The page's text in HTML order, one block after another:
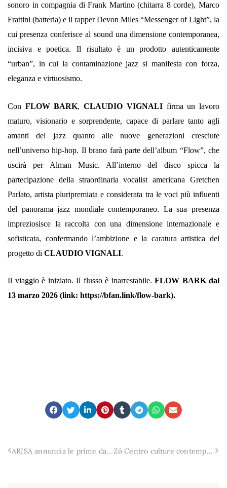
sonoro in compagnia di Frank Martino (chitarra 8 corde), Marco
Frattini (batteria) e il rapper Devon Miles “Messenger of Light”, la
cui presenza conferisce al sound una dimensione contemporanea,
incisiva e poetica. Il risultato è un prodotto autenticamente
“urban”, in cui la contaminazione jazz si manifesta con forza,
eleganza e virtuosismo.
Con FLOW BARK,CLAUDIO VIGNALIfirma un lavoro
maturo, visionario e sorprendente, capace di parlare tanto agli
amanti del jazz quanto alle nuove generazioni cresciute
nell’universo hip-hop. Il brano farà parte dell’album “Flow”, che
uscirà per Alman Music. All’interno del disco spicca la
partecipazione della straordinaria vocalist americana Gretchen
Parlato, artista pluripremiata e considerata tra le voci più influenti
del panorama jazz mondiale contemporaneo. La sua presenza
impreziosisce la raccolta con una dimensione internazionale e
sofisticata, confermando l’ambizione e la caratura artistica del
progetto di CLAUDIO VIGNALI.
Il viaggio è iniziato. Il flusso è inarrestabile. FLOW BARK dal
13 marzo 2026 (link: https://bfan.link/flow-bark).
ARISA annuncia le prime date live estive: in concerto a Zafferana Etnea (2 agosto) e Palermo (3 agosto) Zō Centro culture contemporanee, il 14 marzo “Mare aperto” di Bandamenano, voce dei popoli e delle loro storie, oltre i confini